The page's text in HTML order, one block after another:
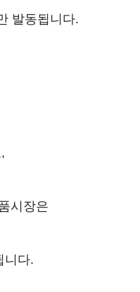
발동됩니다.
시장은
니다.